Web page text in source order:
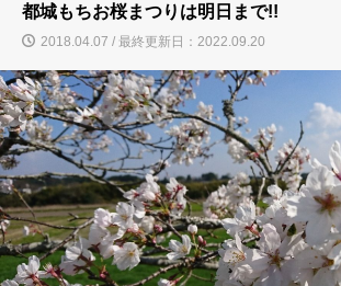
都城もちお桜まつりは明日まで!!
2018.04.07 / 最終更新日：2022.09.20